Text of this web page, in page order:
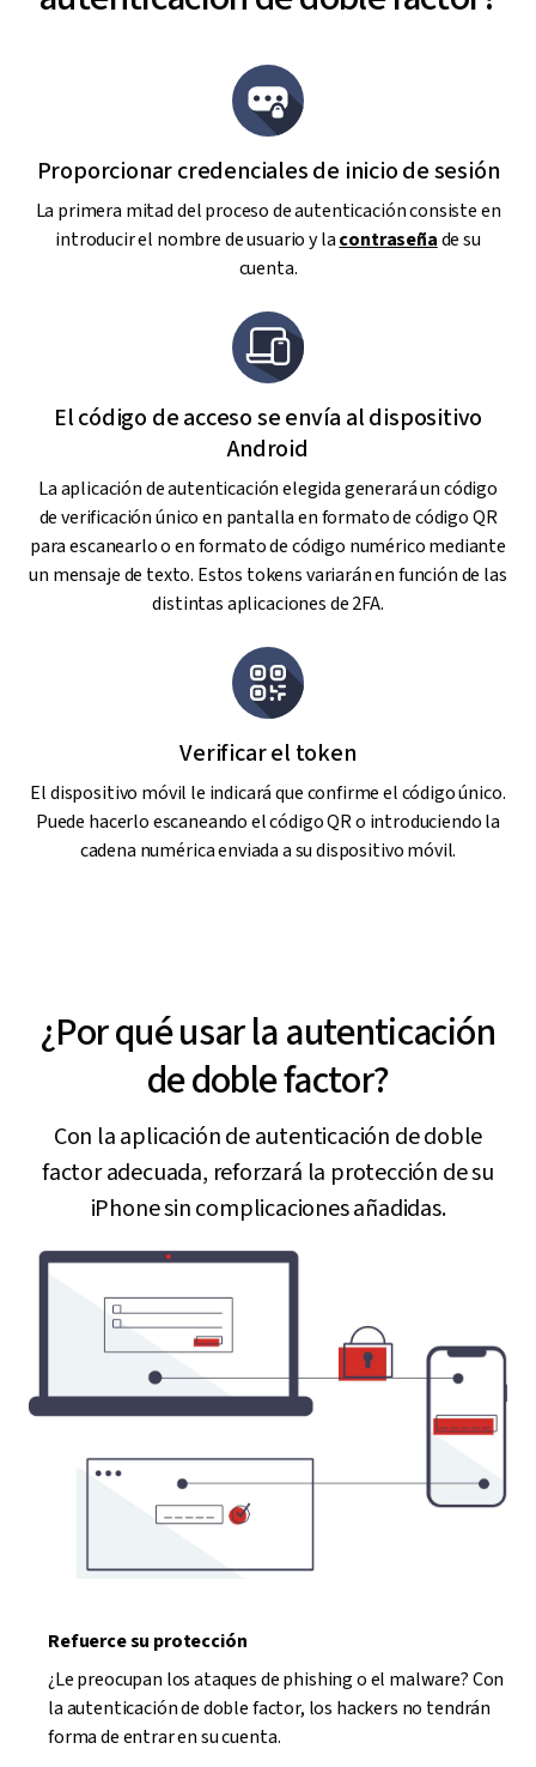
Proporcionar credenciales de inicio de sesión
La primera mitad del proceso de autenticación consiste en
introducir el nombre de usuario y lacontraseñade su
cuenta.
El código de acceso se envía al dispositivo
Android
La aplicación de autenticación elegida generará un código
de verificación único en pantalla en formato de código QR
para escanearlo o en formato de código numérico mediante
un mensaje de texto. Estos tokens variarán en función de las
distintas aplicaciones de 2FA.
Verificar el token
El dispositivo móvil le indicará que confirme el código único.
Puede hacerlo escaneando el código QR o introduciendo la
cadena numérica enviada a su dispositivo móvil.
¿Por qué usar la autenticación
de doble factor?
Con la aplicación de autenticación de doble
factor adecuada, reforzará la protección de su
iPhone sin complicaciones añadidas.
Refuerce su protección
¿Le preocupan los ataques de phishing o el malware? Con
la autenticación de doble factor, los hackers no tendrán
forma de entrar en su cuenta.